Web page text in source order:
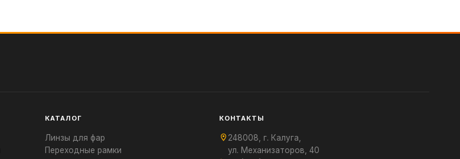
КАТАЛОГ
Линзы для фар
Переходные рамки
КОНТАКТЫ
248008, г. Калуга,
ул. Механизаторов, 40